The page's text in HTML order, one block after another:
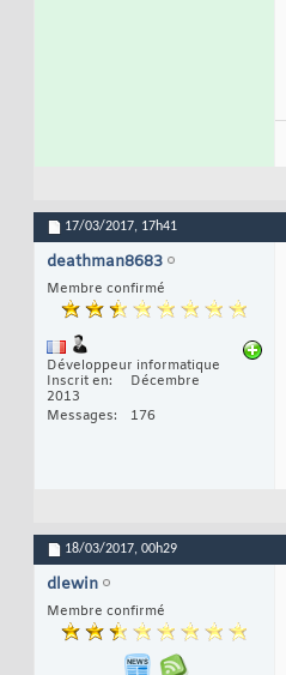
17/03/2017, 17h41
deathman8683
Membre confirmé
Développeur informatique
Inscrit en
Décembre
2013
Messages
176
18/03/2017, 00h29
dlewin
Membre confirmé